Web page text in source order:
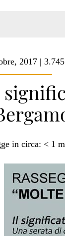
2017 |
in circa: < 1